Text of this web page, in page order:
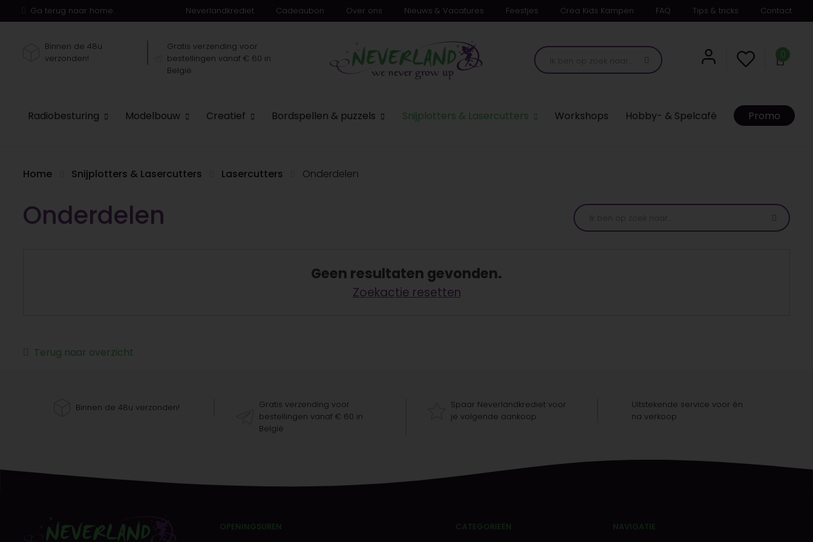
Ga terug naar home. Neverlandkrediet Cadeaubon Over ons Nieuws & Vacatures Feestjes Crea Kids Kampen FAQ Tips & tricks Contact
Binnen de 48u
verzonden!
Gratis verzending voor
bestellingen vanaf € 60 in
België
0
Radiobesturing Modelbouw Creatief Bordspellen & puzzels Snijplotters & Lasercutters Workshops Hobby- & Spelcafé Promo
Home Snijplotters & Lasercutters Lasercutters Onderdelen
Onderdelen
Geen resultaten gevonden.
Zoekactie resetten
Terug naar overzicht
Binnen de 48u verzonden!
Gratis verzending voor
bestellingen vanaf € 60 in
België
Spaar Neverlandkrediet voor
je volgende aankoop
Uitstekende service voor én
na verkoop
OPENINGSUREN CATEGORIEËN NAVIGATIE